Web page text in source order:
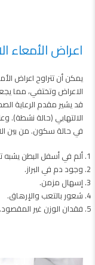
اعراض الأمعاء
يمكن أن تتراوح اعراض
الاعراض وتختفي، مما
قد يشير مقدم الرعاية
الالتهابي (حالة نشطة).
في حالة سكون. من بين
ألم في أسفل البطن يشبه
وجود دم في البراز.
إسهال مزمن.
شعور بالتعب والإرهاق.
فقدان الوزن غير المقصود.